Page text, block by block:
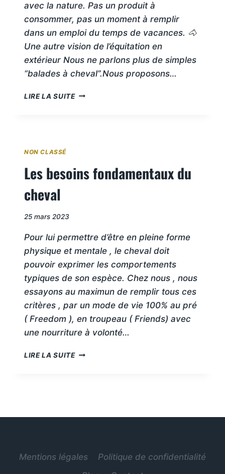
avec la nature. Pas un produit à
consommer, pas un moment à remplir
dans un emploi du temps de vacances. 🐴
Une autre vision de l’équitation en
extérieur Nous ne parlons plus de simples
“balades à cheval”.Nous proposons…
LIRE LA SUITE🌿
SIMPLES
BALADES
NON CLASSÉ
Les besoins fondamentaux du
cheval
Par
25 mars 2023
Pour lui permettre d’être en pleine forme
physique et mentale , le cheval doit
pouvoir exprimer les comportements
typiques de son espèce. Chez nous , nous
essayons au maximun de remplir tous ces
critères , par un mode de vie 100% au pré
( Freedom ), en troupeau ( Friends) avec
une nourriture à volonté…
LIRE LA SUITELES
Mentions légales
Politique de confidentialité